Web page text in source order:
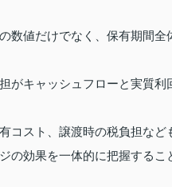
数値だけでなく、保有期間
がキャッシュフローと実質
コスト、譲渡時の税負担など
の効果を一体的に把握する